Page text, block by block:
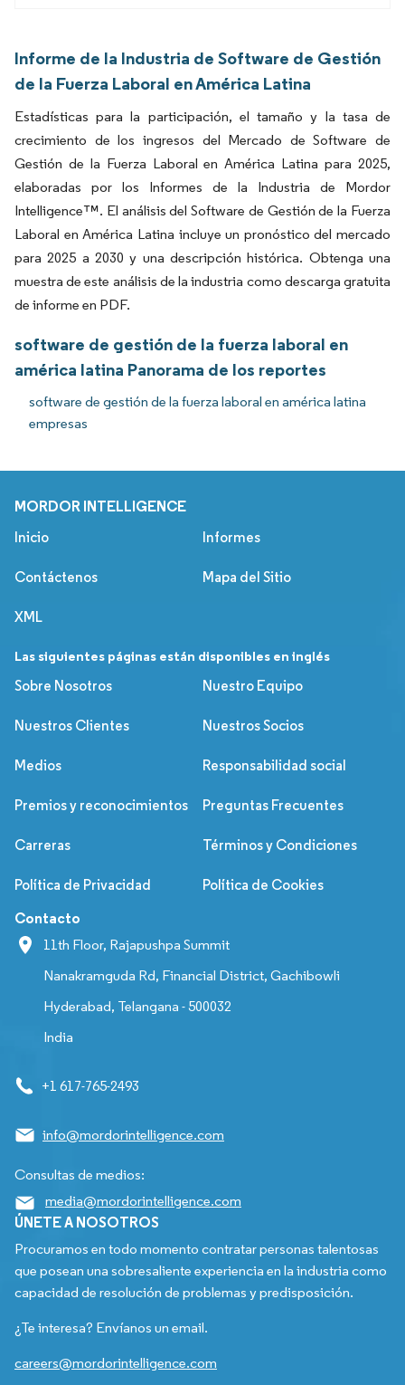
Informe de la Industria de Software de Gestión
de la Fuerza Laboral en América Latina
Estadísticas para la participación, el tamaño y la tasa de
crecimiento de los ingresos del Mercado de Software de
Gestión de la Fuerza Laboral en América Latina para 2025,
elaboradas por los Informes de la Industria de Mordor
Intelligence™. El análisis del Software de Gestión de la Fuerza
Laboral en América Latina incluye un pronóstico del mercado
para 2025 a 2030 y una descripción histórica. Obtenga una
muestra de este análisis de la industria como descarga gratuita
de informe en PDF.
software de gestión de la fuerza laboral en
américa latina Panorama de los reportes
software de gestión de la fuerza laboral en américa latina
empresas
MORDOR INTELLIGENCE
Inicio Informes
Contáctenos Mapa del Sitio
XML
Las siguientes páginas están disponibles en inglés
Sobre Nosotros
Nuestro Equipo
Nuestros Clientes Nuestros Socios
Medios Responsabilidad social
Premios y reconocimientos Preguntas Frecuentes
Carreras Términos y Condiciones
Política de Privacidad Política de Cookies
Contacto
11th Floor, Rajapushpa Summit
Nanakramguda Rd, Financial District, Gachibowli
Hyderabad, Telangana - 500032
India
+1 617-765-2493
info@mordorintelligence.com
Consultas de medios:
media@mordorintelligence.com
ÚNETE A NOSOTROS
Procuramos en todo momento contratar personas talentosas
que posean una sobresaliente experiencia en la industria como
capacidad de resolución de problemas y predisposición.
¿Te interesa? Envíanos un email.
careers@mordorintelligence.com